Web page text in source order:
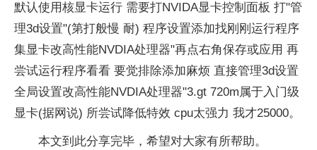
默认使用核显卡运行 需要打NVIDA显卡控制面板 打"管
理3d设置"(第打般慢 耐) 程序设置添加找刚刚运行程序
集显卡改高性能NVDIA处理器"再点右角保存或应用 再
尝试运行程序看看 要觉排除添加麻烦 直接管理3d设置
全局设置改高性能NVDIA处理器"3.gt 720m属于入门级
显卡(据网说) 所尝试降低特效 cpu太强力 我才25000。
本文到此分享完毕，希望对大家有所帮助。